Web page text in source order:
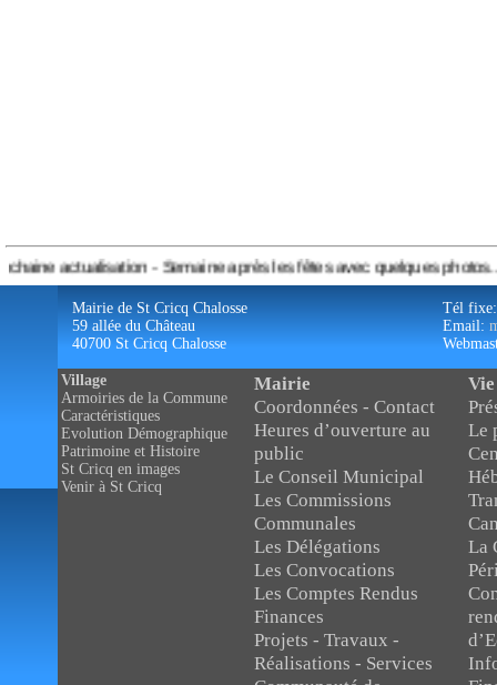
après les fêtes avec quelques photos....
Mairie de St Cricq Chalosse
59 allée du Château
40700 St Cricq Chalosse
Tél
Email:
Village
Armoiries de la Commune
Caractéristiques
Evolution Démographique
Patrimoine et Histoire
St Cricq en images
Venir à St Cricq
Mairie
Coordonnées - Contact
Heures d’ouverture au
public
Le Conseil Municipal
Les Commissions
Communales
Les Délégations
Les Convocations
Les Comptes Rendus
Finances
Projets - Travaux -
Réalisations - Services
Le
La